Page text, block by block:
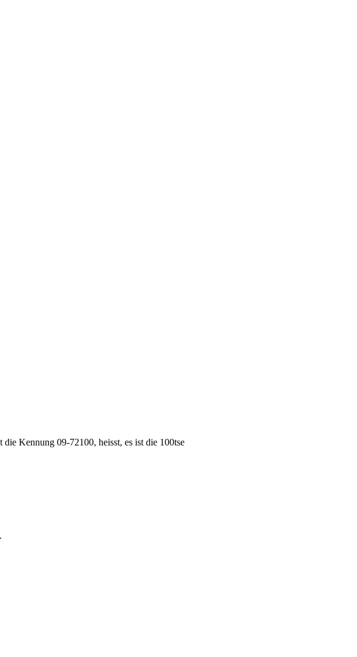
Kennung 09-72100, heisst, es ist die 100tse